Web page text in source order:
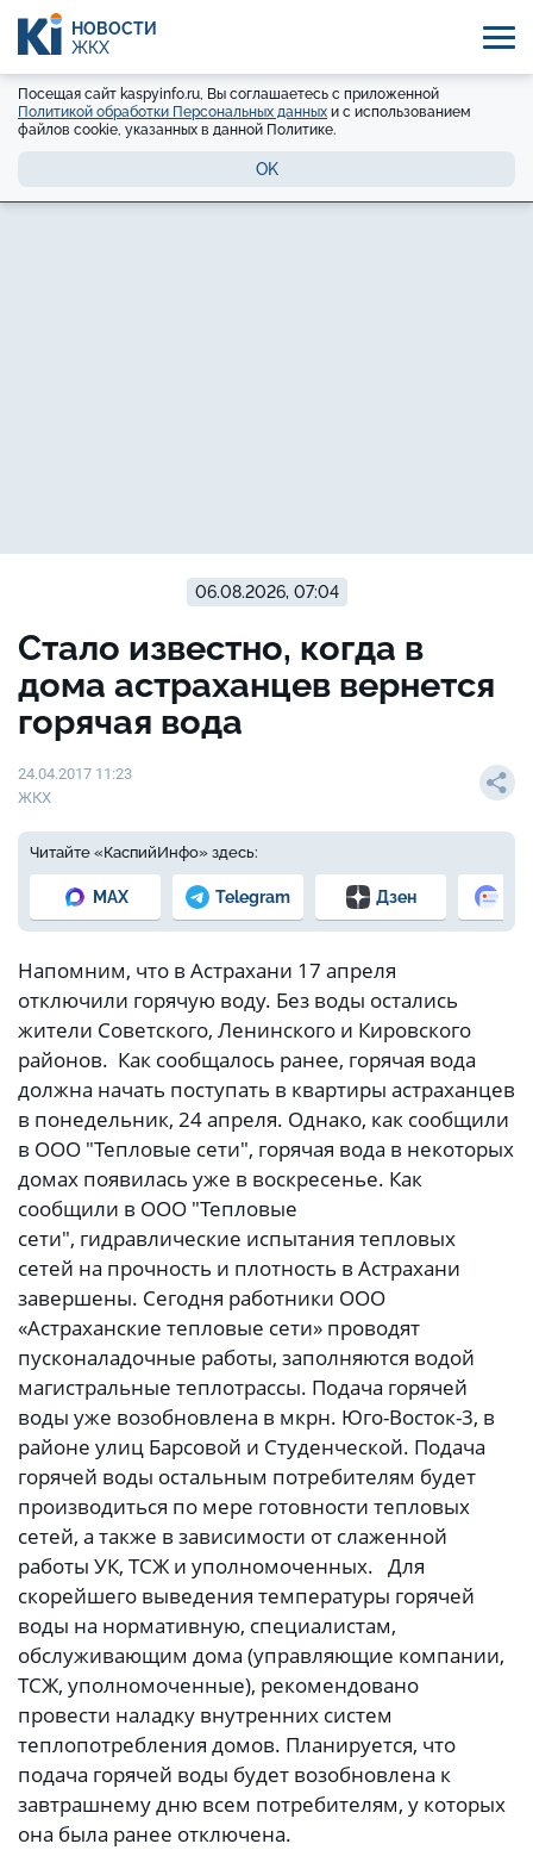
НОВОСТИ
ЖКХ
Посещая сайт kaspyinfo.ru, Вы соглашаетесь с приложенной
Политикой обработки Персональных данных и с использованием
файлов cookie, указанных в данной Политике.
OK
06.08.2026, 07:04
Стало известно, когда в
дома астраханцев вернется
горячая вода
24.04.2017 11:23
ЖКХ
Читайте «КаспийИнфо» здесь:
MAX Telegram Дзен
Напомним, что в Астрахани 17 апреля
отключили горячую воду. Без воды остались
жители Советского, Ленинского и Кировского
районов. Как сообщалось ранее, горячая вода
должна начать поступать в квартиры астраханцев
в понедельник, 24 апреля. Однако, как сообщили
в ООО "Тепловые сети", горячая вода в некоторых
домах появилась уже в воскресенье. Как
сообщили в ООО "Тепловые
сети", гидравлические испытания тепловых
сетей на прочность и плотность в Астрахани
завершены. Сегодня работники ООО
«Астраханские тепловые сети» проводят
пусконаладочные работы, заполняются водой
магистральные теплотрассы. Подача горячей
воды уже возобновлена в мкрн. Юго-Восток-3, в
районе улиц Барсовой и Студенческой. Подача
горячей воды остальным потребителям будет
производиться по мере готовности тепловых
сетей, а также в зависимости от слаженной
работы УК, ТСЖ и уполномоченных. Для
скорейшего выведения температуры горячей
воды на нормативную, специалистам,
обслуживающим дома (управляющие компании,
ТСЖ, уполномоченные), рекомендовано
провести наладку внутренних систем
теплопотребления домов. Планируется, что
подача горячей воды будет возобновлена к
завтрашнему дню всем потребителям, у которых
она была ранее отключена.